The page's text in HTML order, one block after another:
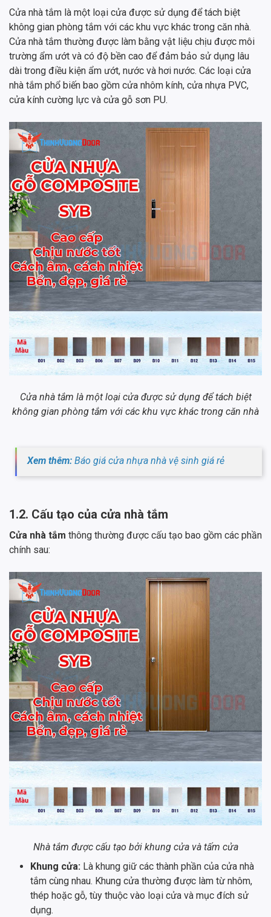
Cửa nhà tắm là một loại cửa được sử dụng để tách biệt
không gian phòng tắm với các khu vực khác trong căn nhà.
Cửa nhà tắm thường được làm bằng vật liệu chịu được môi
trường ẩm ướt và có độ bền cao để đảm bảo sử dụng lâu
dài trong điều kiện ẩm ướt, nước và hơi nước. Các loại cửa
nhà tắm phổ biến bao gồm cửa nhôm kính, cửa nhựa PVC,
cửa kính cường lực và cửa gỗ sơn PU.
Cửa nhà tắm là một loại cửa được sử dụng để tách biệt
không gian phòng tắm với các khu vực khác trong căn nhà
Xem thêm: Báo giá cửa nhựa nhà vệ sinh giá rẻ
1.2. Cấu tạo của cửa nhà tắm
Cửa nhà tắm thông thường được cấu tạo bao gồm các phần
chính sau:
Nhà tắm được cấu tạo bởi khung cửa và tấm cửa
Khung cửa: Là khung giữ các thành phần của cửa nhà
tắm cùng nhau. Khung cửa thường được làm từ nhôm,
thép hoặc gỗ, tùy thuộc vào loại cửa và mục đích sử
dụng.